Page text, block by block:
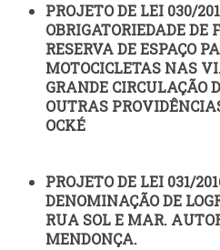
PROJETO DE LEI 030/
OBRIGATORIEDADE DE
RESERVA DE ESPAÇO
MOTOCICLETAS NAS
GRANDE CIRCULAÇÃO
OUTRAS
OCKÉ
PROJETO DE LEI 031/
DENOMINAÇÃO DE
RUA SOL E MAR.
MENDONÇA.